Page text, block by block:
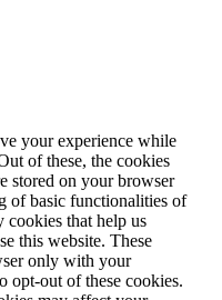
your experience while
of these, the cookies
stored on your browser
of basic functionalities of
cookies that help us
this website. These
only with your
opt-out of these cookies.